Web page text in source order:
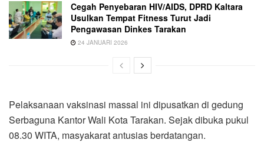
Cegah Penyebaran HIV/AIDS, DPRD Kaltara
Usulkan Tempat Fitness Turut Jadi
Pengawasan Dinkes Tarakan
24 JANUARI 2026
Pelaksanaan vaksinasi massal ini dipusatkan di gedung
Serbaguna Kantor Wali Kota Tarakan. Sejak dibuka pukul
08.30 WITA, masyakarat antusias berdatangan.